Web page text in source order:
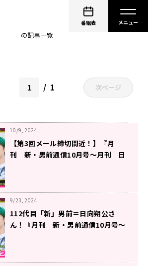
番組表
の記事一覧
1 次ページ
10/9, 2024
【第3回メール締切間近！】『月
刊 新・男前通信10月号～月刊 日
9/23, 2024
112代目「新」男前＝日向朔公さ
ん！『月刊 新・男前通信10月号～